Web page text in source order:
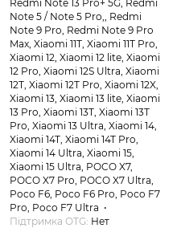
Redmi Note 13 Pro+ 5G, Redmi
Note 5 / Note 5 Pro,, Redmi
Note 9 Pro, Redmi Note 9 Pro
Max, Xiaomi 11T, Xiaomi 11T Pro,
Xiaomi 12, Xiaomi 12 lite, Xiaomi
12 Pro, Xiaomi 12S Ultra, Xiaomi
12T, Xiaomi 12T Pro, Xiaomi 12X,
Xiaomi 13, Xiaomi 13 lite, Xiaomi
13 Pro, Xiaomi 13T, Xiaomi 13T
Pro, Xiaomi 13 Ultra, Xiaomi 14,
Xiaomi 14T, Xiaomi 14T Pro,
Xiaomi 14 Ultra, Xiaomi 15,
Xiaomi 15 Ultra, POCO X7,
POCO X7 Pro, POCO X7 Ultra,
Poco F6, Poco F6 Pro, Poco F7
Pro, Poco F7 Ultra
Підтримка OTG Нет